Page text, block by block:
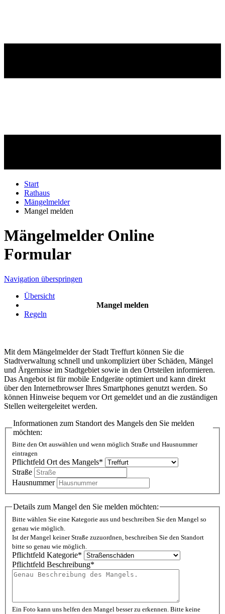
Start
Rathaus
Mängelmelder
Mangel melden
Mängelmelder Online
Formular
Navigation überspringen
Übersicht
Mangel melden
Regeln
Mit dem Mängelmelder der Stadt Treffurt können Sie die
Stadtverwaltung schnell und unkompliziert über Schäden, Mängel
und Ärgernisse im Stadtgebiet sowie in den Ortsteilen informieren.
Das Angebot ist für mobile Endgeräte optimiert und kann direkt
über den Internetbrowser Ihres Smartphones genutzt werden. So
können Hinweise bequem vor Ort gemeldet und an die zuständigen
Stellen weitergeleitet werden.
Informationen zum Standort des Mangels den Sie melden
möchten:
Bitte den Ort auswählen und wenn möglich Straße und Hausnummer
eintragen
Pflichtfeld Ort des Mangels*
Straße
Hausnummer
Details zum Mangel den Sie melden möchten:
Bitte wählen Sie eine Kategorie aus und beschreiben Sie den Mangel so
genau wie möglich.
Ist der Mangel keiner Straße zuzuordnen, beschreiben Sie den Standort
bitte so genau wie möglich.
Pflichtfeld Kategorie*
Pflichtfeld Beschreibung*
Ein Foto kann uns helfen den Mangel besser zu erkennen. Bitte keine